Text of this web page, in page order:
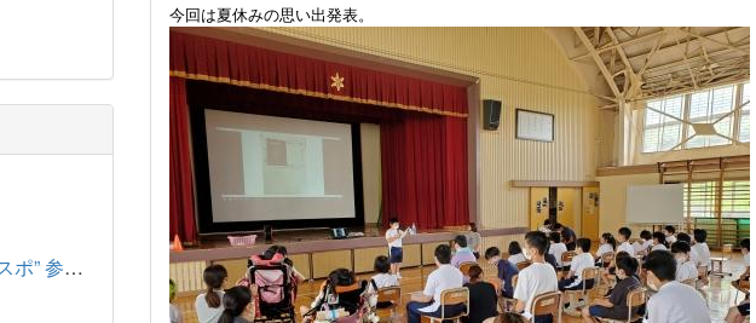
今回は夏休みの思い出発表。
高等部 ”国スポ・障スポ” 参加記念品 引渡式